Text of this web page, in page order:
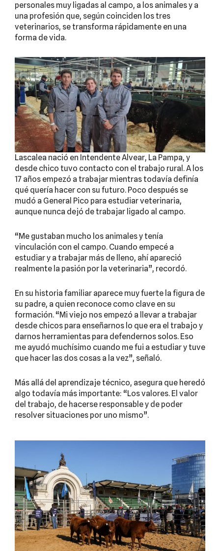
personales muy ligadas al campo, a los animales y a
una profesión que, según coinciden los tres
veterinarios, se transforma rápidamente en una
forma de vida.
Lascalea nació en Intendente Alvear, La Pampa, y
desde chico tuvo contacto con el trabajo rural. A los
17 años empezó a trabajar mientras todavía definía
qué quería hacer con su futuro. Poco después se
mudó a General Pico para estudiar veterinaria,
aunque nunca dejó de trabajar ligado al campo.
“Me gustaban mucho los animales y tenía
vinculación con el campo. Cuando empecé a
estudiar y a trabajar más de lleno, ahí apareció
realmente la pasión por la veterinaria”, recordó.
En su historia familiar aparece muy fuerte la figura de
su padre, a quien reconoce como clave en su
formación. “Mi viejo nos empezó a llevar a trabajar
desde chicos para enseñarnos lo que era el trabajo y
darnos herramientas para defendernos solos. Eso
me ayudó muchísimo cuando me fui a estudiar y tuve
que hacer las dos cosas a la vez”, señaló.
Más allá del aprendizaje técnico, asegura que heredó
algo todavía más importante: “Los valores. El valor
del trabajo, de hacerse responsable y de poder
resolver situaciones por uno mismo”.